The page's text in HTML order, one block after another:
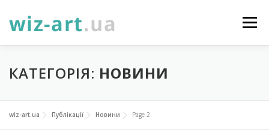
до
Меню
НОВИНИ ПРО НАС ПОСЛУГИ
ФОТОГАЛЕРЕЯ ПІДТРИМАТИ
КАТЕГОРІЯ: НОВИНИ
wiz-art.ua Публікації Новини Page 2